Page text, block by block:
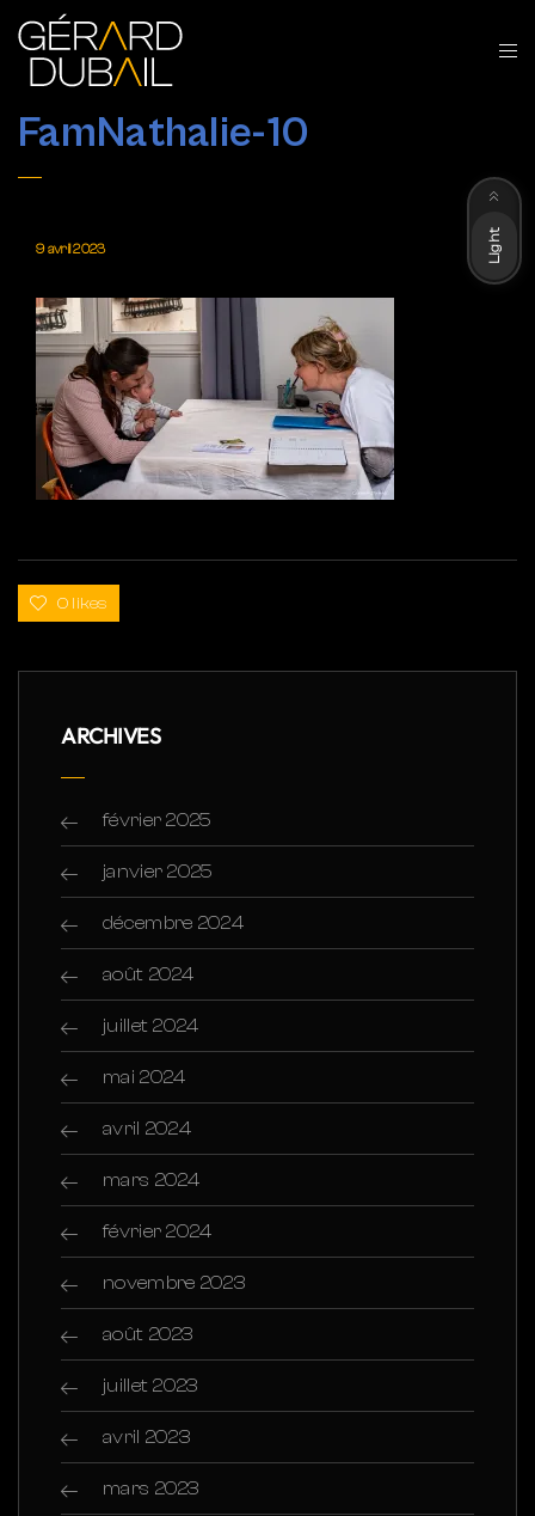
FamNathalie-10
9 avril 2023
0 likes
ARCHIVES
février 2025
janvier 2025
décembre 2024
août 2024
juillet 2024
mai 2024
avril 2024
mars 2024
février 2024
novembre 2023
août 2023
juillet 2023
avril 2023
mars 2023
Light
Dark